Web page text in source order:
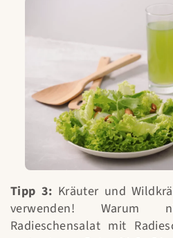
Tipp 3: Kräuter und
verwenden!
Radieschensalat mit